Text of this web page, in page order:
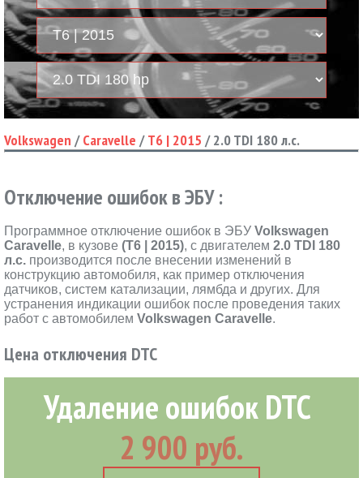
Volkswagen /Caravelle /T6 | 2015 /2.0 TDI 180 л.с.
Отключение ошибок в ЭБУ :
Программное отключение ошибок в ЭБУ Volkswagen
Caravelle, в кузове (T6 | 2015), с двигателем 2.0 TDI 180
л.с. производится после внесении изменений в
конструкцию автомобиля, как пример отключения
датчиков, систем катализации, лямбда и других. Для
устранения индикации ошибок после проведения таких
работ с автомобилем Volkswagen Caravelle.
Цена отключения DTC
Удаление ошибок DTC
2 900 руб.